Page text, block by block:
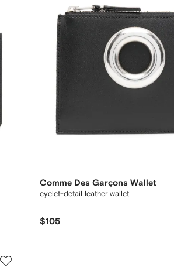
Comme Des Garçons Wallet
eyelet-detail leather wallet
$105